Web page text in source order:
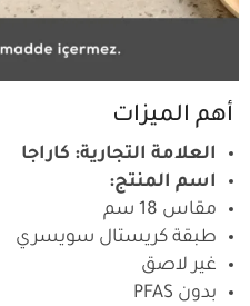
أهم الميزات
العلامة التجارية: كاراجا
اسم المنتج:
مقاس 18 سم
طبقة كريستال سويسري
غير لاصق
بدون PFAS